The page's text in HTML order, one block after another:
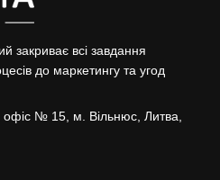
закриває всі завдання
до маркетингу та угод
№ 15, м. Вільнюс, Литва,